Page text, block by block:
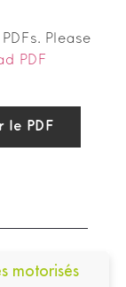
Please
PDF
le PDF